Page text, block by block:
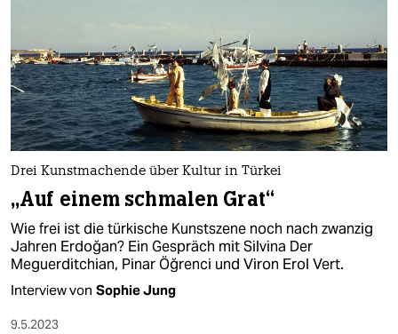
Drei Kunstmachende über Kultur in Türkei
„Auf einem schmalen Grat“
Wie frei ist die türkische Kunstszene noch nach zwanzig
Jahren Erdoğan? Ein Gespräch mit Silvina Der
Meguerditchian, Pinar Öğrenci und Viron Erol Vert.
Interview von Sophie Jung
9.5.2023